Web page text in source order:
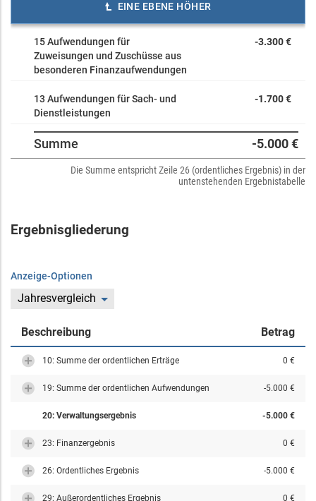
EINE EBENE HÖHER
15 Aufwendungen für
Zuweisungen und Zuschüsse aus
besonderen Finanzaufwendungen
-3.300 €
13 Aufwendungen für Sach- und
Dienstleistungen
-1.700 €
Summe -5.000 €
Die Summe entspricht Zeile 26 (ordentliches Ergebnis) in der
untenstehenden Ergebnistabelle
Ergebnisgliederung
Anzeige-Optionen
Jahresvergleich
Beschreibung Betrag
10: Summe der ordentlichen Erträge 0 €
19: Summe der ordentlichen Aufwendungen -5.000 €
20: Verwaltungsergebnis -5.000 €
23: Finanzergebnis 0 €
26: Ordentliches Ergebnis -5.000 €
29: Außerordentliches Ergebnis 0 €